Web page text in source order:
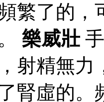
繁了的，
樂威壯
射精無
腎虛的